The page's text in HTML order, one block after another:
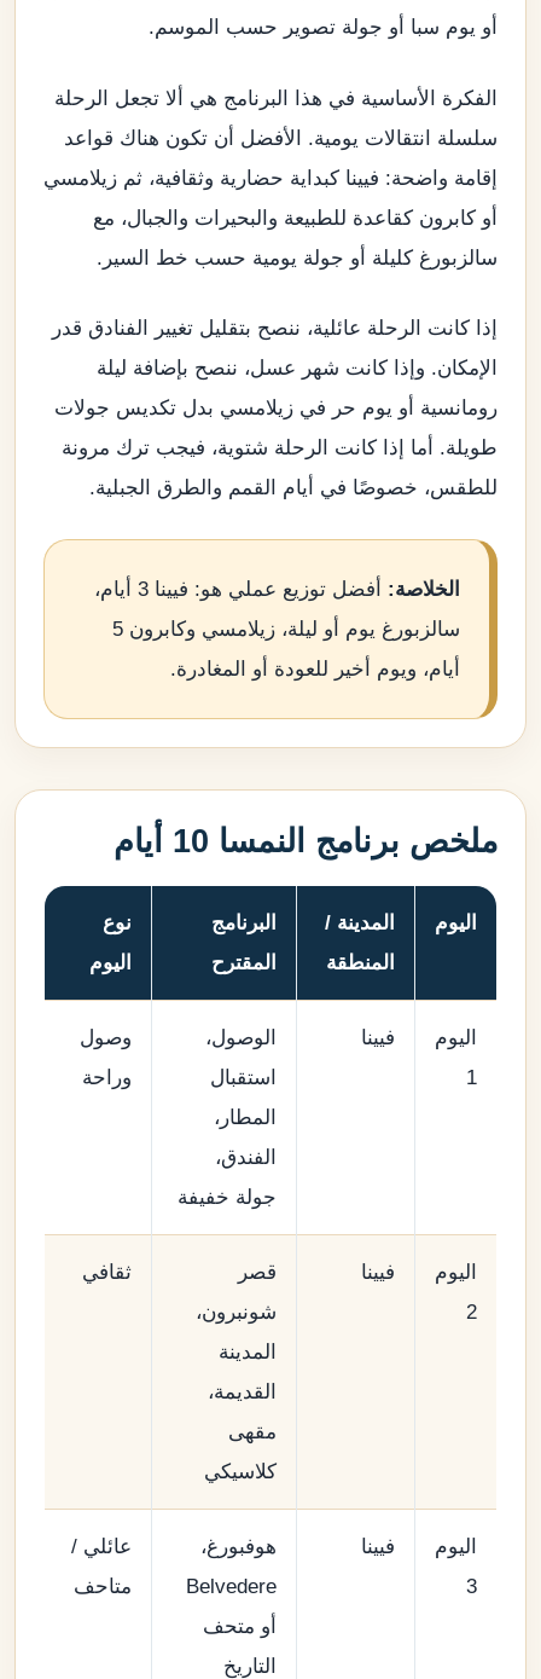
أو يوم سبا أو جولة تصوير حسب الموسم.
الفكرة الأساسية في هذا البرنامج هي ألا تجعل الرحلة
سلسلة انتقالات يومية. الأفضل أن تكون هناك قواعد
إقامة واضحة: فيينا كبداية حضارية وثقافية، ثم زيلامسي
أو كابرون كقاعدة للطبيعة والبحيرات والجبال، مع
سالزبورغ كليلة أو جولة يومية حسب خط السير.
إذا كانت الرحلة عائلية، ننصح بتقليل تغيير الفنادق قدر
الإمكان. وإذا كانت شهر عسل، ننصح بإضافة ليلة
رومانسية أو يوم حر في زيلامسي بدل تكديس جولات
طويلة. أما إذا كانت الرحلة شتوية، فيجب ترك مرونة
للطقس، خصوصًا في أيام القمم والطرق الجبلية.
الخلاصة:
أفضل توزيع عملي هو: فيينا 3 أيام،
سالزبورغ يوم أو ليلة، زيلامسي وكابرون 5
أيام، ويوم أخير للعودة أو المغادرة.
ملخص برنامج النمسا 10 أيام
اليوم
المدينة /
المنطقة
البرنامج
المقترح
نوع
اليوم
اليوم
1
فيينا
الوصول،
استقبال
المطار،
الفندق،
جولة خفيفة
وصول
وراحة
اليوم
2
فيينا
قصر
شونبرون،
المدينة
القديمة،
مقهى
كلاسيكي
ثقافي
اليوم
3
فيينا
هوفبورغ،
Belvedere
أو متحف
التاريخ
عائلي /
متاحف